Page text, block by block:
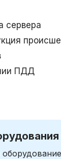
сервера
ПДД